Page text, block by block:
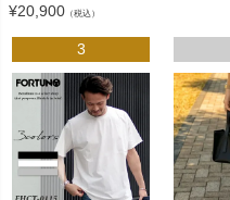
¥20,900 （税込）
3